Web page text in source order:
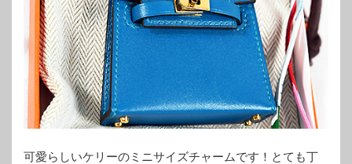
可愛らしいケリーのミニサイズチャームです！とても丁